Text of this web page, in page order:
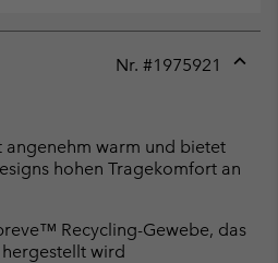
Nr. #1975921
angenehm warm und bietet
hohen Tragekomfort an
Recycling-Gewebe, das
wird